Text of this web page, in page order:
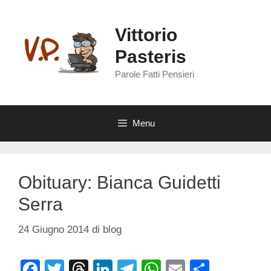
contenuto
Vittorio
Pasteris
Parole Fatti Pensieri
Menu
Obituary: Bianca Guidetti
Serra
24 Giugno 2014 di blog